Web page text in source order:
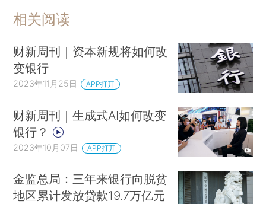
相关阅读
财新周刊｜资本新规将如何改
变银行
2023年11月25日 APP打开
财新周刊｜生成式AI如何改变
银行？
2023年10月07日 APP打开
金监总局：三年来银行向脱贫
地区累计发放贷款19.7万亿元